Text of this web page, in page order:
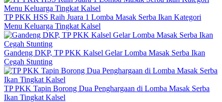
TP PKK HSS Raih Juara 1 Lomba Masak Serba Ikan Kategori
Menu Keluarga Tingkat Kalsel
Gandeng DKP, TP PKK Kalsel Gelar Lomba Masak Serba Ikan
Cegah Stunting
TP PKK Tapin Borong Dua Penghargaan di Lomba Masak Serba
Ikan Tingkat Kalsel